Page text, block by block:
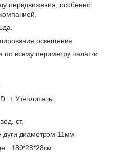
передвижения, особенно
освещения.
всему периметру палатки
+ Утеплитель:
ст.
дуги диаметром 11мм
180*28*28см